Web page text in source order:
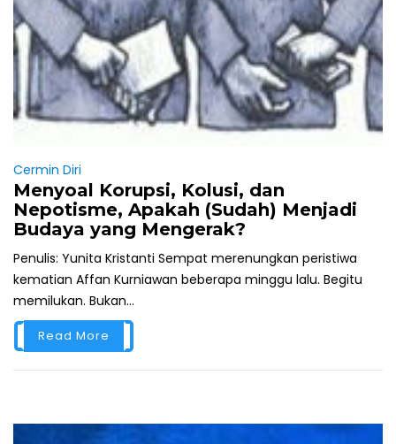
Cermin Diri
Menyoal Korupsi, Kolusi, dan
Nepotisme, Apakah (Sudah) Menjadi
Budaya yang Mengerak?
Penulis: Yunita Kristanti Sempat merenungkan peristiwa
kematian Affan Kurniawan beberapa minggu lalu. Begitu
memilukan. Bukan...
Read More